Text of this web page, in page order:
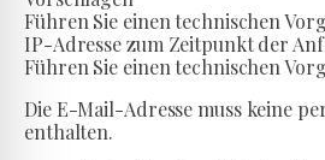
Führen Sie einen technischen
IP-Adresse zum Zeitpunkt der
Führen Sie einen technischen
Die E-Mail-Adresse muss keine
enthalten.